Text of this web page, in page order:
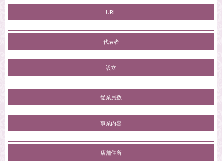
URL
代表者
設立
従業員数
事業内容
店舗住所